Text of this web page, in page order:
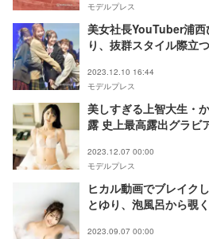
モデルプレス
美女社長YouTuber浦
り、抜群スタイル際立
2023.12.10 16:44
モデルプレス
美しすぎる上智大生・
露 史上最高露出グラビ
2023.12.07 00:00
モデルプレス
ヒカル動画でブレイク
とゆり、泡風呂から覗
2023.09.07 00:00